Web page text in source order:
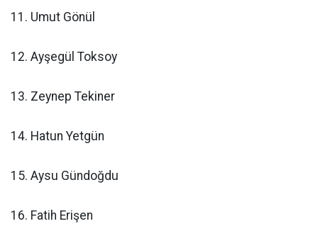
11. Umut Gönül
12. Ayşegül Toksoy
13. Zeynep Tekiner
14. Hatun Yetgün
15. Aysu Gündoğdu
16. Fatih Erişen